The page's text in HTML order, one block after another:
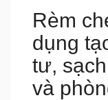
Rèm
dụng
tư,
và